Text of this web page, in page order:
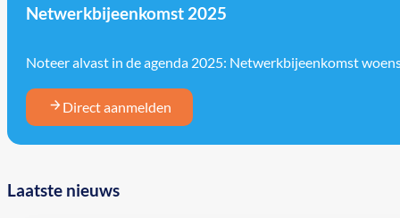
Netwerkbijeenkomst 2025
Noteer alvast in de agenda 2025: Netwerkbijeenkomst
Direct aanmelden
Laatste nieuws